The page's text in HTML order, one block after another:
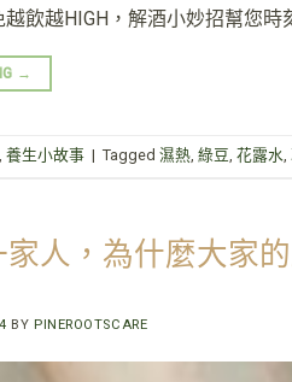
飲越HIGH，解酒小妙招幫您時
→
養生小故事 | Tagged 濕熱, 綠豆, 花露水,
人，為什麼大家
BY PINEROOTSCARE